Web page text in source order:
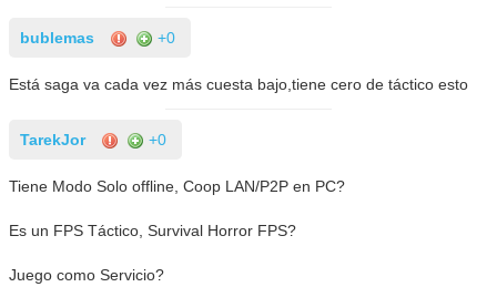
bublemas +0
Está saga va cada vez más cuesta bajo,tiene cero de táctico esto
TarekJor +0
Tiene Modo Solo offline, Coop LAN/P2P en PC?
Es un FPS Táctico, Survival Horror FPS?
Juego como Servicio?